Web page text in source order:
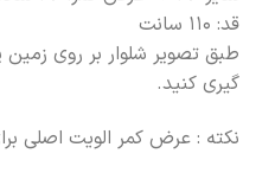
قد: ۱۱۰ سانت
طبق تصویر شلوار بر روی
گیری کنید.
نکته : عرض کمر الویت اصلی